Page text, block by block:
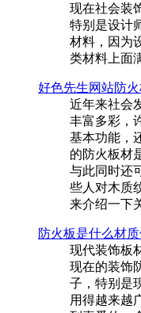
现在社会装
特别是设计师
材料，
类材料上面满
好色先生网站防火
近年来社会发
丰富多彩
基本功能
的防火板材
与此同时还
些人对木质
来介绍一下关
防火板是什么材质
现代装饰板
现在的装饰
子，特别
用得越来越广